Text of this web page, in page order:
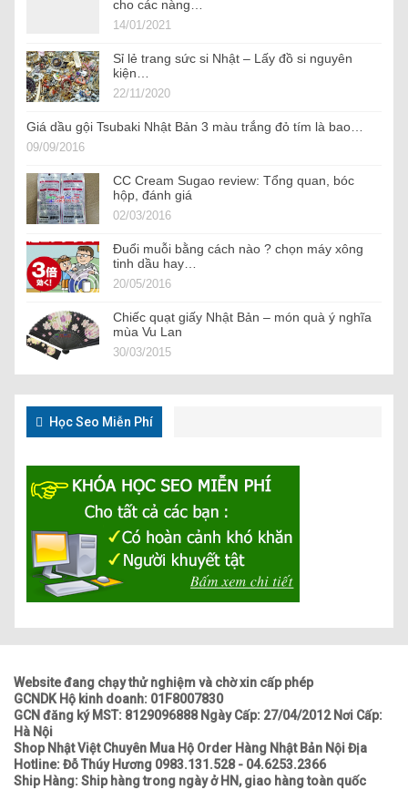
cho các nàng…
14/01/2021
Sỉ lẻ trang sức si Nhật – Lấy đồ si nguyên
kiện…
22/11/2020
Giá dầu gội Tsubaki Nhật Bản 3 màu trắng đỏ tím là bao…
09/09/2016
CC Cream Sugao review: Tổng quan, bóc
hộp, đánh giá
02/03/2016
Đuổi muỗi bằng cách nào ? chọn máy xông
tinh dầu hay…
20/05/2016
Chiếc quạt giấy Nhật Bản – món quà ý nghĩa
mùa Vu Lan
30/03/2015
Học Seo Miễn Phí
Website đang chạy thử nghiệm và chờ xin cấp phép
GCNDK Hộ kinh doanh: 01F8007830
GCN đăng ký MST: 8129096888 Ngày Cấp: 27/04/2012 Nơi Cấp:
Hà Nội
Shop Nhật Việt Chuyên Mua Hộ Order Hàng Nhật Bản Nội Địa
Hotline: Đỗ Thúy Hương 0983.131.528 - 04.6253.2366
Ship Hàng: Ship hàng trong ngày ở HN, giao hàng toàn quốc